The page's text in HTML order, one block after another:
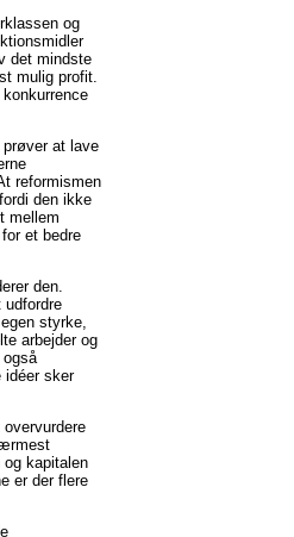
og
det mindste
mulig profit.
at lave
reformismen
den ikke
mellem
et bedre
den.
udfordre
styrke,
arbejder og
idéer sker
kapitalen
er der flere